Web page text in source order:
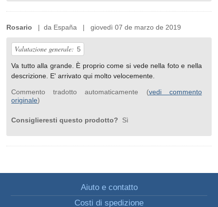
Rosario | da España | giovedì 07 de marzo de 2019
Valutazione generale: 5
Va tutto alla grande. È proprio come si vede nella foto e nella
descrizione. E' arrivato qui molto velocemente.
Commento tradotto automaticamente (vedi commento
originale)
Consiglieresti questo prodotto? Sì
Aiuto e contatto
Costi di spedizione